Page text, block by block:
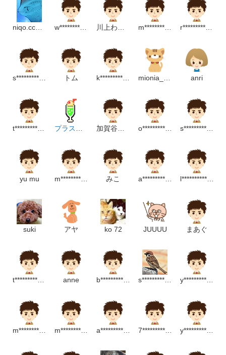
niqo.cc@gmail.com w***********************g 川上わかば m***************m r*****************m
s**********************p トム k********************m mionia_miaou anri
t********************m プラスアルファ 加賀谷真琴 o*******************p s********************p
yu mu m*******************m みこ a*******************p l****************m
suki アヤ ko 72 JUUUU まあぐ
t********************p anne b********************m s**************************m y****************************p
m******************m m**********************m a********************m 7******************m y*******************************p